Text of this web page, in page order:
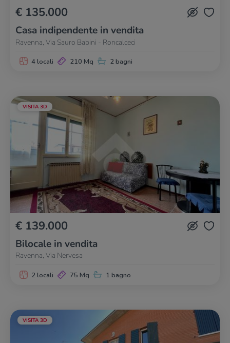
€ 135.000
Casa indipendente in vendita
Ravenna, Via Sauro Babini - Roncalceci
4 locali 210 Mq 2 bagni
VISITA 3D
€ 139.000
Bilocale in vendita
Ravenna, Via Nervesa
2 locali 75 Mq 1 bagno
VISITA 3D